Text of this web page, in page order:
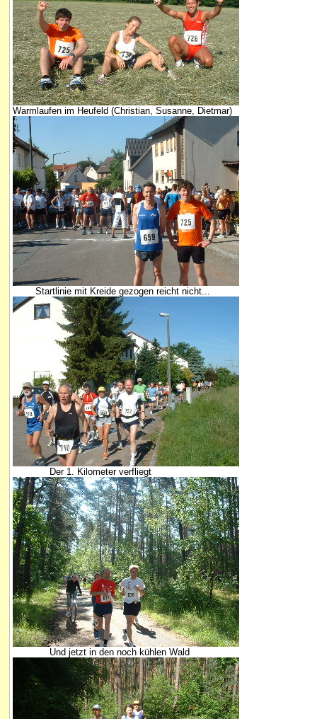
Warmlaufen im Heufeld (Christian, Susanne, Dietmar)
Startlinie mit Kreide gezogen reicht nicht...
Der 1. Kilometer verfliegt
Und jetzt in den noch kühlen Wald